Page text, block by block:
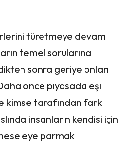
türetmeye devam
temel sorularına
sonra geriye onları
önce piyasada eşi
kimse tarafından fark
insanların kendisi için
parmak